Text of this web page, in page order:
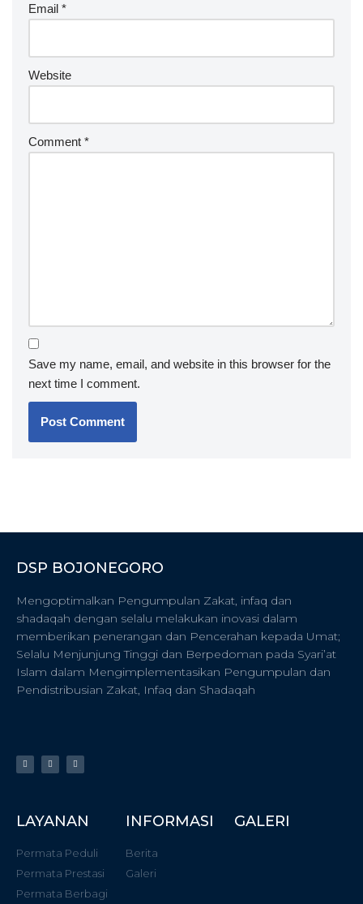
Email *
Website
Comment *
Save my name, email, and website in this browser for the
next time I comment.
DSP BOJONEGORO
Mengoptimalkan Pengumpulan Zakat, infaq dan
shadaqah dengan selalu melakukan inovasi dalam
memberikan penerangan dan Pencerahan kepada Umat;
Selalu Menjunjung Tinggi dan Berpedoman pada Syari’at
Islam dalam Mengimplementasikan Pengumpulan dan
Pendistribusian Zakat, Infaq dan Shadaqah
LAYANAN
Permata Peduli
Permata Prestasi
Permata Berbagi
INFORMASI
Berita
Galeri
GALERI